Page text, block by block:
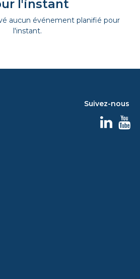
l'instant
aucun événement planifié pour
l'instant.
Suivez-nous